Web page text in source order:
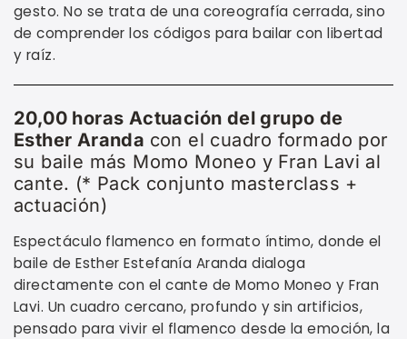
gesto. No se trata de una coreografía cerrada, sino
de comprender los códigos para bailar con libertad
y raíz.
20,00 horas Actuación del grupo de
Esther Aranda con el cuadro formado por
su baile más Momo Moneo y Fran Lavi al
cante. (* Pack conjunto masterclass +
actuación)
Espectáculo flamenco en formato íntimo, donde el
baile de Esther Estefanía Aranda dialoga
directamente con el cante de Momo Moneo y Fran
Lavi. Un cuadro cercano, profundo y sin artificios,
pensado para vivir el flamenco desde la emoción, la